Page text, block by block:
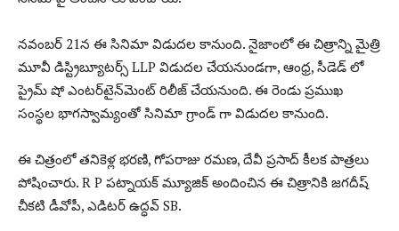
నవంబర్ 21న ఈ సినిమా విడుదల కానుంది. నైజాంలో ఈ చిత్రాన్ని మైత్రి
మూవీ డిస్ట్రిబ్యూటర్స్ LLP విడుదల చేయనుండగా, ఆంధ్ర, సీడెడ్ లో
ప్రైమ్ షో ఎంటర్‌టైన్‌మెంట్ రిలీజ్ చేయనుంది. ఈ రెండు ప్రముఖ
సంస్థల భాగస్వామ్యంతో సినిమా గ్రాండ్ గా విడుదల కానుంది.
ఈ చిత్రంలో తనికెళ్ల భరణి, గోపరాజు రమణ, దేవీ ప్రసాద్ కీలక పాత్రలు
పోషించారు. R P పట్నాయక్ మ్యూజిక్ అందించిన ఈ చిత్రానికి జగదీష్
చీకటి డీవోపీ, ఎడిటర్ ఉద్ధవ్ SB.